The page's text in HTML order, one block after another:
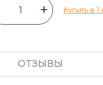
+ Купить в 1
ОТЗЫВЫ